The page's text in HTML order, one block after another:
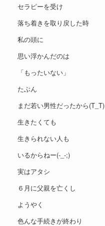
セラピーを受け
落ち着きを取り戻した時
私の頭に
思い浮かんだのは
「もったいない」
たぶん
まだ若い男性だったから(T_T)
生きたくても
生きられない人も
いるからねー(-_-;)
実はアタシ
６月に父親を亡くし
ようやく
色んな手続きが終わり